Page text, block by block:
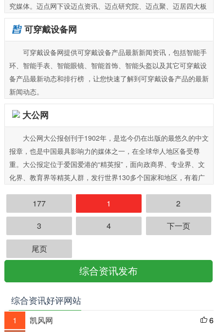
究媒体。迈点网下设迈点资讯、迈点研究院、迈点聚、迈居四大板
块，提供专业资讯、大数据研究、品牌推广、品牌加盟及物业产权
交易、新产品孵化加速等行业生态链服务。
可穿戴设备网
可穿戴设备网提供可穿戴设备产品最新新闻资讯，包括智能手
环、智能手表、智能眼镜、智能首饰、智能头盔以及其它可穿戴设
备产品最新动态和排行榜 ，让您快速了解到可穿戴设备产品的最新
新闻动态。
大公网
大公网大公报创刊于1902年，是迄今仍在出版的最悠久的中文
报章，也是中国最具影响力的媒体之一，在全球华人地区备受尊
重。大公报定位于爱国爱港的“精英报”，面向政商界、专业界、文
化界、教育界等精英人群，发行世界130多个国家和地区，有着广
外传播的强力平台、展示发展风采、招商融资引才的重要窗口，被
香港前特首梁振英称之为“内地和香港的超级联系人”。
177 1 2
3 4 下一页
尾页
综合资讯发布
综合资讯好评网站
1 凯风网  6